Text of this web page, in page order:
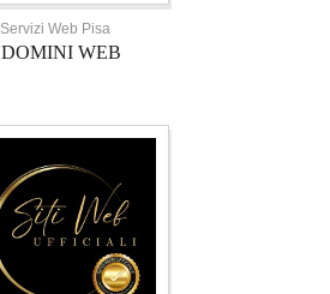
Servizi Web Pisa
DOMINI WEB